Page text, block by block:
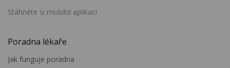
Stáhněte si mobilní aplikaci
Poradna lékaře
Jak funguje poradna